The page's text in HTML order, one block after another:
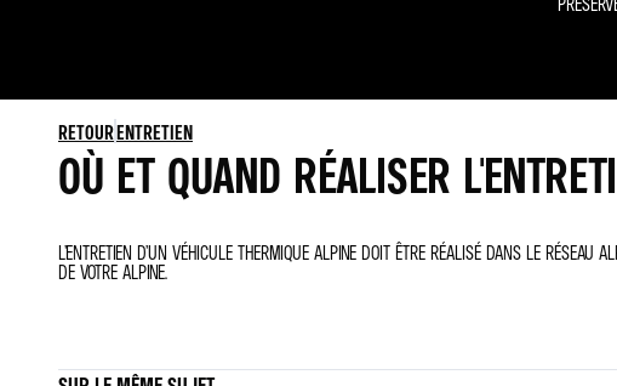
RETOURENTRETIEN
OÙ ET QUAND RÉALISER
L’ENTRETIEN D’UN VÉHICULE THERMIQUE ALPINE DOIT ÊTRE RÉALISÉ DANS LE RÉSEAU
DE VOTRE ALPINE.